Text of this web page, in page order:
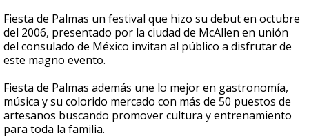
Fiesta de Palmas un festival que hizo su debut en octubre
del 2006, presentado por la ciudad de McAllen en unión
del consulado de México invitan al público a disfrutar de
este magno evento.
Fiesta de Palmas además une lo mejor en gastronomía,
música y su colorido mercado con más de 50 puestos de
artesanos buscando promover cultura y entrenamiento
para toda la familia.